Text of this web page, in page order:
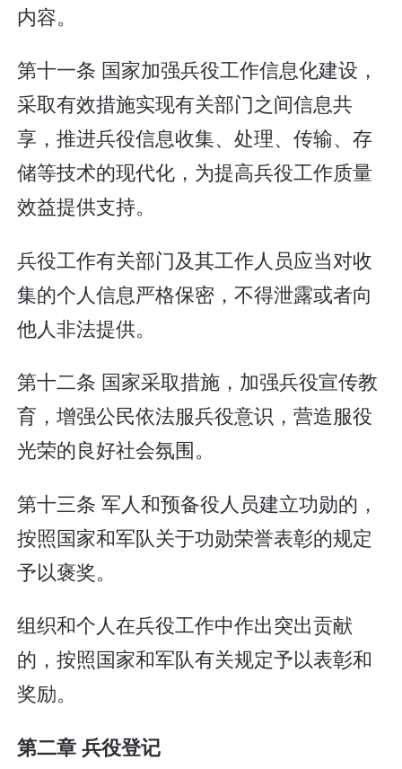
内容。
第十一条 国家加强兵役工作信息化建设，
采取有效措施实现有关部门之间信息共
享，推进兵役信息收集、处理、传输、存
储等技术的现代化，为提高兵役工作质量
效益提供支持。
兵役工作有关部门及其工作人员应当对收
集的个人信息严格保密，不得泄露或者向
他人非法提供。
第十二条 国家采取措施，加强兵役宣传教
育，增强公民依法服兵役意识，营造服役
光荣的良好社会氛围。
第十三条 军人和预备役人员建立功勋的，
按照国家和军队关于功勋荣誉表彰的规定
予以褒奖。
组织和个人在兵役工作中作出突出贡献
的，按照国家和军队有关规定予以表彰和
奖励。
第二章 兵役登记